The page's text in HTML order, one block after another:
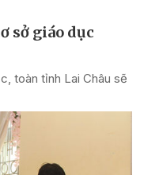
sở giáo dục
toàn tỉnh Lai Châu sẽ